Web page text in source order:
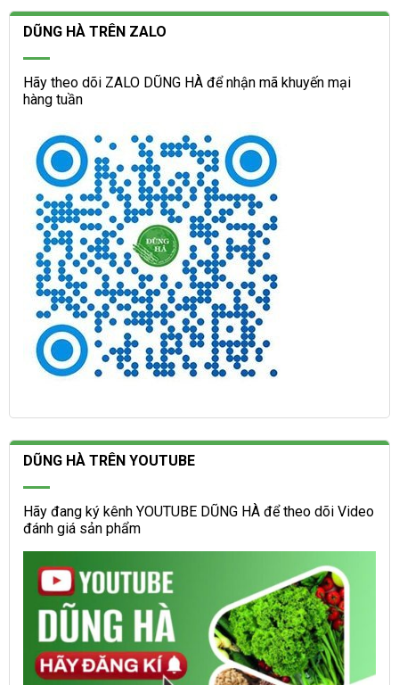
DŨNG HÀ TRÊN ZALO
Hãy theo dõi ZALO DŨNG HÀ để nhận mã khuyến mại
hàng tuần
DŨNG HÀ TRÊN YOUTUBE
Hãy đang ký kênh YOUTUBE DŨNG HÀ để theo dõi Video
đánh giá sản phẩm